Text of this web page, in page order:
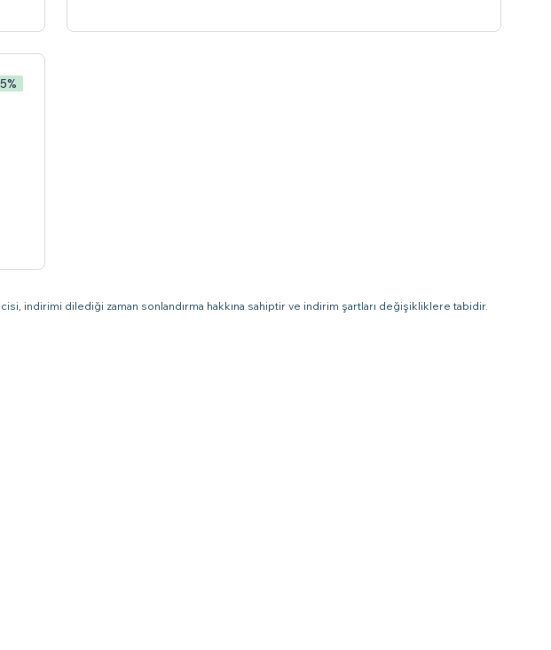
indirimi dilediği zaman sonlandırma hakkına sahiptir ve indirim şartları değişikliklere tabidir.